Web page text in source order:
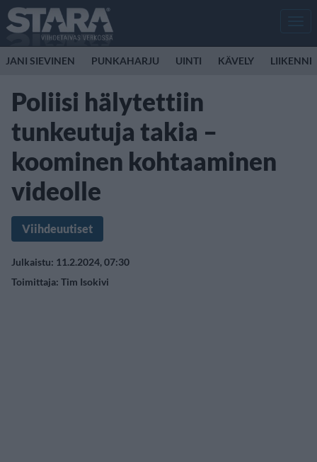
JANI SIEVINEN PUNKAHARJU UINTI KÄVELY LIIKENNE
Poliisi hälytettiin
tunkeutuja takia –
koominen kohtaaminen
videolle
Viihdeuutiset
Julkaistu: 11.2.2024, 07:30
Toimittaja: Tim Isokivi